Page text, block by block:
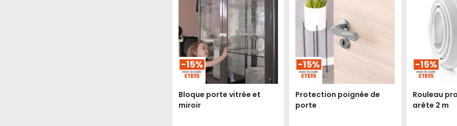
Bloque porte vitrée et
miroir
Protection poignée de
porte
Rouleau
arête 2 m